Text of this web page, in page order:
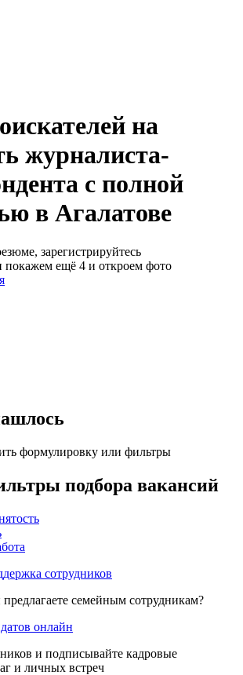
на
журналиста-
с полной
в Агалатове
зарегистрируйтесь
покажем ещё 4 и откроем фото
формулировку или фильтры
подбора вакансий
сотрудников
семейным сотрудникам?
онлайн
и подписывайте кадровые
и личных встреч